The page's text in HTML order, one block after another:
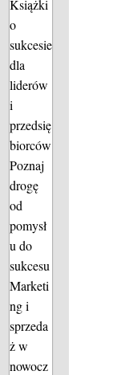
Książki
o
sukcesie
dla
liderów
i
przedsię
biorców
Poznaj
drogę
od
pomysł
u do
sukcesu
Marketi
ng i
sprzeda
ż w
nowocz